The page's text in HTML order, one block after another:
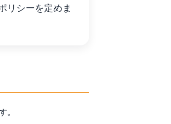
リシーを定めま